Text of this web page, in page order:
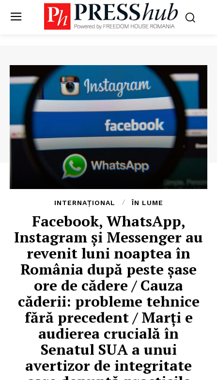
INTERNAȚIONAL ÎN LUME
Facebook, WhatsApp,
Instagram și Messenger au
revenit luni noaptea în
România după peste șase
ore de cădere / Cauza
căderii: probleme tehnice
fără precedent / Marți e
audierea crucială în
Senatul SUA a unui
avertizor de integritate